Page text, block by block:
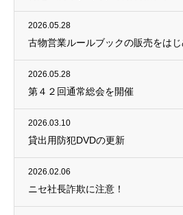
2026.05.28
古物営業ルールブックの販売をは
2026.05.28
第４２回通常総会を開催
2026.03.10
貸出用防犯DVDの更新
2026.02.06
ニセ社長詐欺に注意！